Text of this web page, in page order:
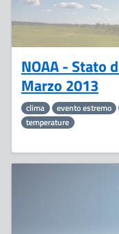
NOAA - Stato
Marzo 2013
clima evento estremo
temperature